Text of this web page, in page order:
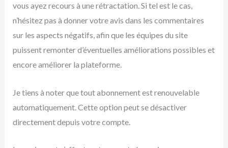
vous ayez recours à une rétractation. Si tel est le cas,
n’hésitez pas à donner votre avis dans les commentaires
sur les aspects négatifs, afin que les équipes du site
puissent remonter d’éventuelles améliorations possibles et
encore améliorer la plateforme.
Je tiens à noter que tout abonnement est renouvelable
automatiquement. Cette option peut se désactiver
directement depuis votre compte.